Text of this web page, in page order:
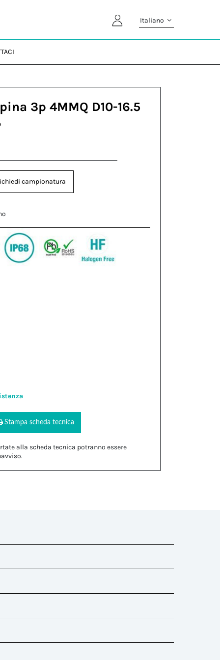
Italiano
3p 4MMQ D10-16.5
campionatura
Stampa scheda tecnica
alla scheda tecnica potranno essere